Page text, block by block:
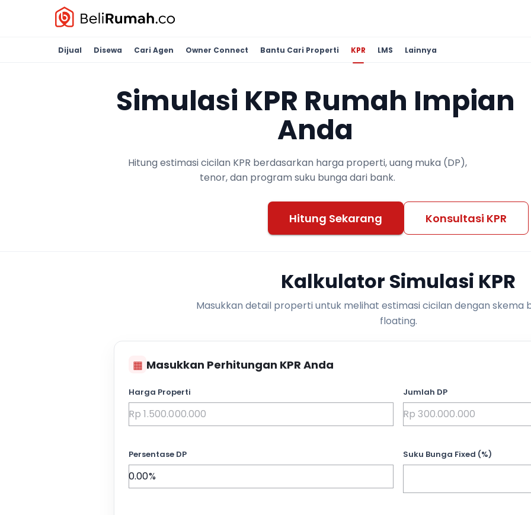
Dijual Disewa Cari Agen Owner Connect Bantu Cari Properti KPR LMS Lainnya
Simulasi KPR Rumah Impian
Anda
Hitung estimasi cicilan KPR berdasarkan harga properti, uang muka (DP),
tenor, dan program suku bunga dari bank.
Hitung Sekarang Konsultasi KPR
Kalkulator Simulasi KPR
Masukkan detail properti untuk melihat estimasi cicilan dengan skema
floating.
▦ Masukkan Perhitungan KPR Anda
Harga Properti Jumlah DP
Persentase DP Suku Bunga Fixed (%)